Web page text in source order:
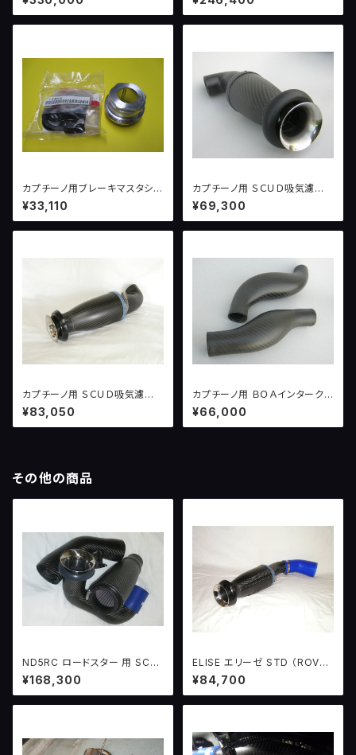
+38 114.3 4H
カプチーノ用ブレーキマスタシリ
ンダーオーバーホールセット
¥33,110
カプチーノ用 ＳＣＵＤ吸気濾過
システム version１ （〜１０
０ＰＳ）
¥69,300
カプチーノ用 ＳＣＵＤ吸気濾過
システム version２ （１００
ＰＳ〜）
¥83,050
カプチーノ用 ＢＯＡインターク
ーラーパイプセット
¥66,000
その他の商品
ND5RC ロードスター 用 SCU
D吸気濾過システム+ＢＯＡ
¥168,300
ELISE エリーゼ STD （ROVER
エンジン）用 SCUD 吸気濾過
システム version2 ＋ BOA
¥84,700